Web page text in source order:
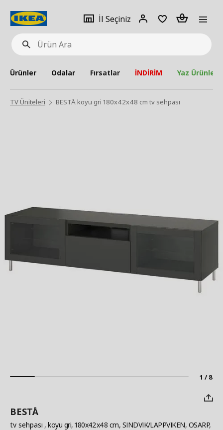
Ürün
Ara
İl Seçiniz
Giriş
Adet
Ürünler Odalar Fırsatlar İNDİRİM Yaz Ürünleri
TV Üniteleri BESTÅ koyu gri 180x42x48 cm tv sehpası
1 / 8
BESTÅ
tv sehpası , koyu gri, 180x42x48 cm, SINDVIK/LAPPVIKEN, OSARP,